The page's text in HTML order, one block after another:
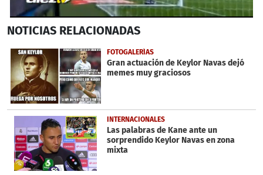
seconds
36
seconds
NOTICIAS RELACIONADAS
FOTOGALERÍAS
Gran actuación de Keylor Navas dejó
memes muy graciosos
INTERNACIONALES
Las palabras de Kane ante un
sorprendido Keylor Navas en zona
mixta